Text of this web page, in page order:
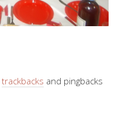
trackbacks and pingbacks